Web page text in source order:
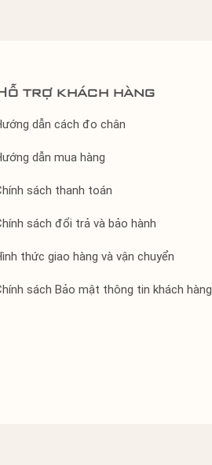
trợ khách hàng
dẫn cách đo chân
dẫn mua hàng
sách thanh toán
sách đổi trả và bảo hành
thức giao hàng và vận chuyển
sách Bảo mật thông tin khách hàng